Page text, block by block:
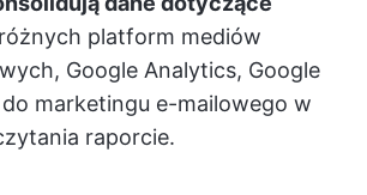
platform mediów
Google Analytics, Google
marketingu e-mailowego w
raporcie.